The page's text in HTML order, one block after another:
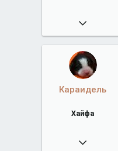
29.03.2010
8 028
Караидель
Хайфа
09.08.2008